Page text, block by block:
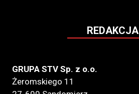
REDAKCJA
GRUPA STV Sp. z o.o.
Żeromskiego 11